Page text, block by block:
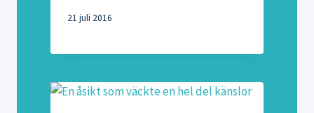
21 juli 2016